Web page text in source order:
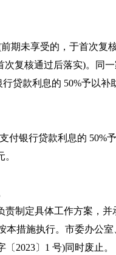
期未享受的，于首次复
复核通过后落实)。同
贷款利息的 50%予以
付银行贷款利息的 50%
制定具体工作方案，并
措施执行。市委办公
2023〕1 号)同时废止。